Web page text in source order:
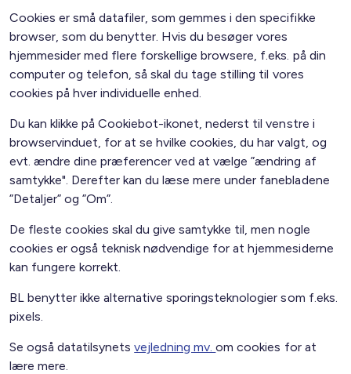
Cookies er små datafiler, som gemmes i den specifikke
browser, som du benytter. Hvis du besøger vores
hjemmesider med flere forskellige browsere, f.eks. på din
computer og telefon, så skal du tage stilling til vores
cookies på hver individuelle enhed.
Du kan klikke på Cookiebot-ikonet, nederst til venstre i
browservinduet, for at se hvilke cookies, du har valgt, og
evt. ændre dine præferencer ved at vælge ”ændring af
samtykke". Derefter kan du læse mere under fanebladene
”Detaljer” og ”Om”.
De fleste cookies skal du give samtykke til, men nogle
cookies er også teknisk nødvendige for at hjemmesiderne
kan fungere korrekt.
BL benytter ikke alternative sporingsteknologier som f.eks.
pixels.
Se også datatilsynetsvejledning mv.om cookies for at
lære mere.